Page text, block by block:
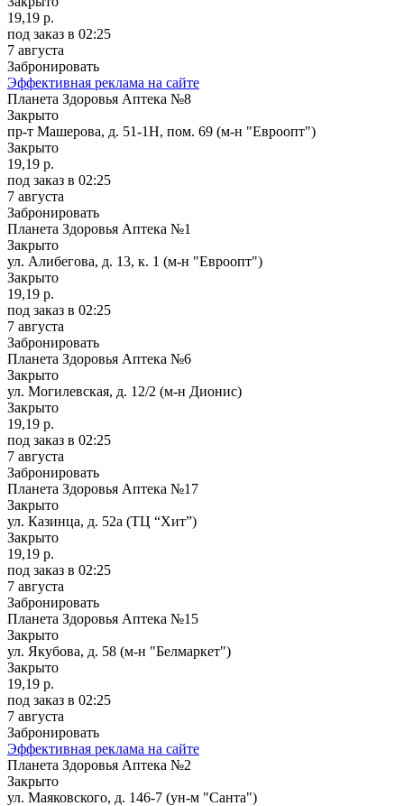
19,19 р.
под заказ в 02:25
7 августа
Забронировать
Эффективная реклама на сайте
Планета Здоровья Аптека №8
Закрыто
пр-т Машерова, д. 51-1Н, пом. 69 (м-н "Евроопт")
Закрыто
19,19 р.
под заказ в 02:25
7 августа
Забронировать
Планета Здоровья Аптека №1
Закрыто
ул. Алибегова, д. 13, к. 1 (м-н "Евроопт")
Закрыто
19,19 р.
под заказ в 02:25
7 августа
Забронировать
Планета Здоровья Аптека №6
Закрыто
ул. Могилевская, д. 12/2 (м-н Дионис)
Закрыто
19,19 р.
под заказ в 02:25
7 августа
Забронировать
Планета Здоровья Аптека №17
Закрыто
ул. Казинца, д. 52а (ТЦ “Хит”)
Закрыто
19,19 р.
под заказ в 02:25
7 августа
Забронировать
Планета Здоровья Аптека №15
Закрыто
ул. Якубова, д. 58 (м-н "Белмаркет")
Закрыто
19,19 р.
под заказ в 02:25
7 августа
Забронировать
Эффективная реклама на сайте
Планета Здоровья Аптека №2
Закрыто
ул. Маяковского, д. 146-7 (ун-м "Санта")